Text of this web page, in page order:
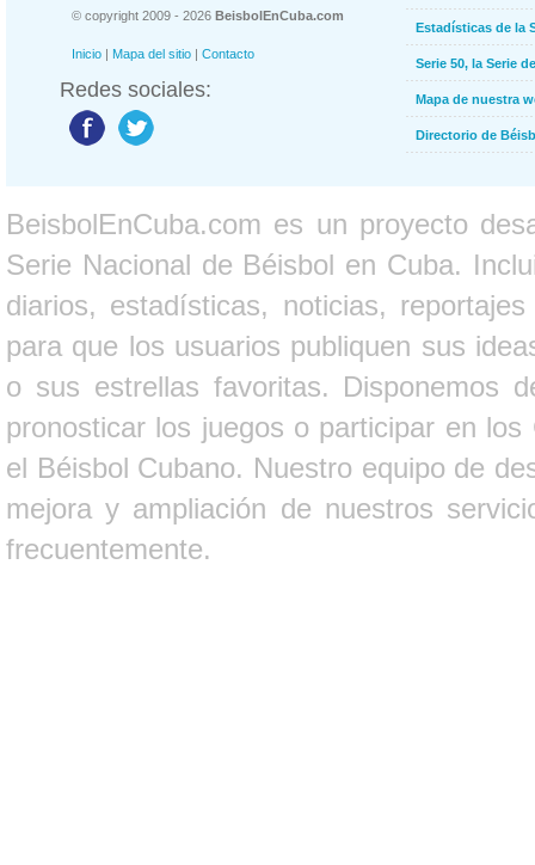
© copyright 2009 - 2026 BeisbolEnCuba.com
Inicio | Mapa del sitio | Contacto
Redes sociales:
Estadísticas de la
Serie 50, la Serie
Mapa de nuestra
Directorio de
BeisbolEnCuba.com es un proyecto
Serie Nacional de Béisbol en Cuba.
diarios, estadísticas, noticias,
para que los usuarios publiquen sus
o sus estrellas favoritas. Disponemos
pronosticar los juegos o participar en
el Béisbol Cubano. Nuestro equipo de
mejora y ampliación de nuestros
frecuentemente.